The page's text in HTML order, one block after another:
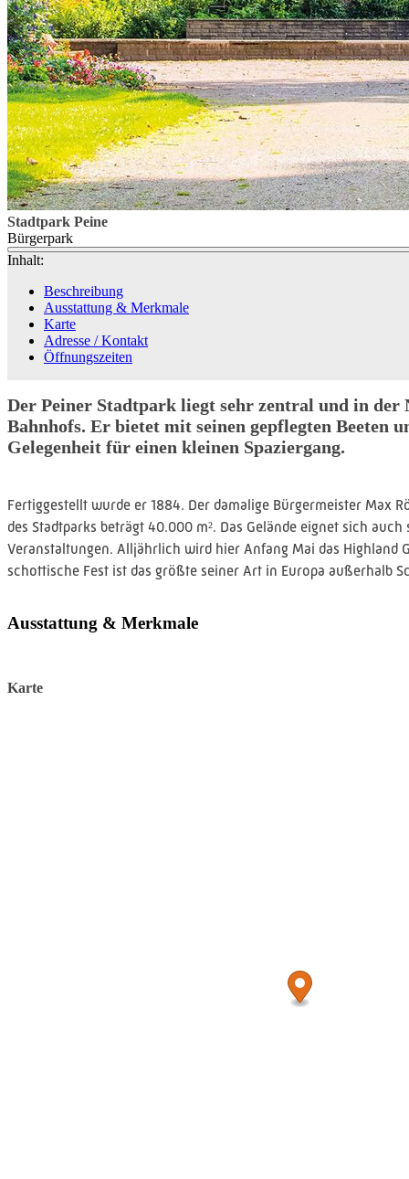
Stadtpark Peine
Bürgerpark
Inhalt:
Beschreibung
Ausstattung & Merkmale
Karte
Adresse / Kontakt
Öffnungszeiten
Der Peiner Stadtpark liegt sehr zentral und in der
Bahnhofs. Er bietet mit seinen gepflegten Beeten
Gelegenheit für einen kleinen Spaziergang.
Fertiggestellt wurde er 1884. Der damalige Bürgermeister Max
des Stadtparks beträgt 40.000 m². Das Gelände eignet sich
Veranstaltungen. Alljährlich wird hier Anfang Mai das Highland
schottische Fest ist das größte seiner Art in Europa außerhalb
Ausstattung & Merkmale
Karte